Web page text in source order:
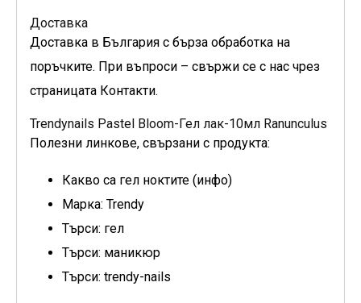
Доставка
Доставка в България с бърза обработка на
поръчките. При въпроси – свържи се с нас чрез
страницата Контакти.
Trendynails Pastel Bloom-Гел лак-10мл Ranunculus
Полезни линкове, свързани с продукта:
Какво са гел ноктите (инфо)
Марка: Trendy
Търси: гел
Търси: маникюр
Търси: trendy-nails